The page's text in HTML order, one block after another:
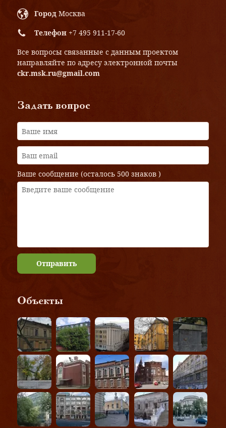
Город Москва
Телефон +7 495 911-17-60
Все вопросы связанные с данным проектом
направляйте по адресу электронной почты
ckr.msk.ru@gmail.com
Задать вопрос
Ваше сообщение (осталось 500 знаков )
Отправить
Объекты